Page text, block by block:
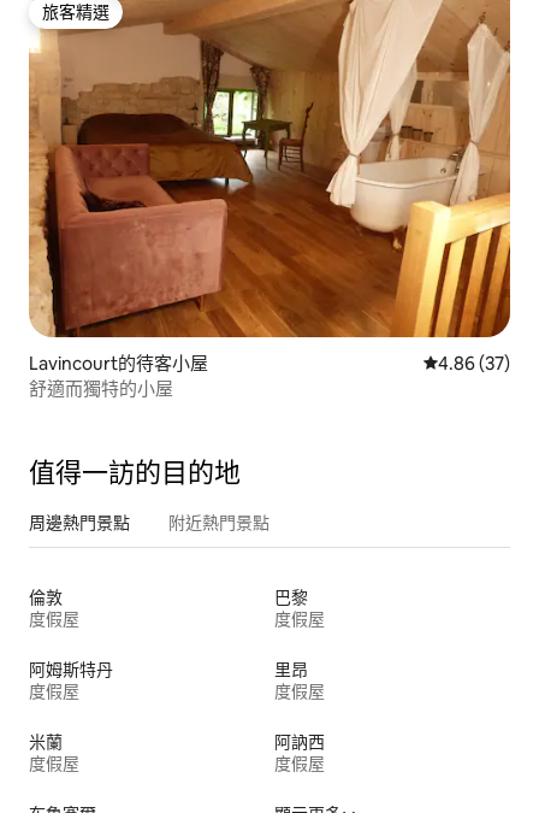
旅客精選
旅客精選
Lavincourt的待客小屋 從 37 則評價
4.86 (37)
舒適而獨特的小屋
值得一訪的目的地
周邊熱門景點 附近熱門景點
倫敦
度假屋
巴黎
度假屋
阿姆斯特丹
度假屋
里昂
度假屋
米蘭
度假屋
阿訥西
度假屋